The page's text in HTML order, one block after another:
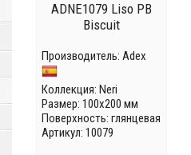
ADNE1079 Liso PB
Biscuit
Производитель: Adex
Коллекция: Neri
Размер: 100x200 мм
Поверхность: глянцевая
Артикул: 10079